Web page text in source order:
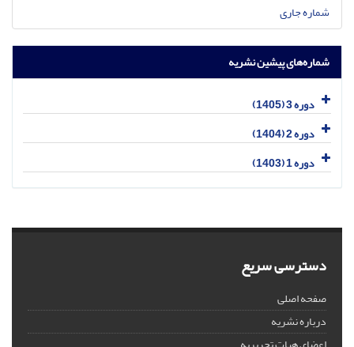
شماره جاری
شماره‌های پیشین نشریه
دوره 3 (1405)
دوره 2 (1404)
دوره 1 (1403)
دسترسی سریع
صفحه اصلی
درباره نشریه